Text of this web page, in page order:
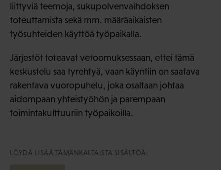
liittyviä teemoja, sukupolvenvaihdoksen
toteuttamista sekä mm. määräaikaisten
työsuhteiden käyttöä työpaikalla.
Järjestöt toteavat vetoomuksessaan, ettei tämä
keskustelu saa tyrehtyä, vaan käyntiin on saatava
rakentava vuoropuhelu, joka osaltaan johtaa
aidompaan yhteistyöhön ja parempaan
toimintakulttuuriin työpaikoilla.
LÖYDÄ LISÄÄ TÄMÄNKALTAISTA SISÄLTÖÄ: